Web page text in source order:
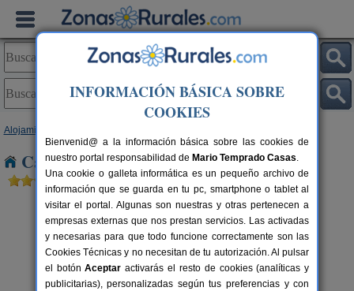
Alojamientos
Casas Rurales cerca de Palaciosrubios
10+2 pers.
desde20 €
Casa Rural Arrieros Familia Garcia
Fuenterroble de Salvatierra
INFORMACIÓN BÁSICA SOBRE
COOKIES
Bienvenid@ a la información básica sobre las cookies de
nuestro portal responsabilidad de Mario Temprado Casas.
Una cookie o galleta informática es un pequeño archivo de
información que se guarda en tu pc, smartphone o tablet al
visitar el portal. Algunas son nuestras y otras pertenecen a
empresas externas que nos prestan servicios. Las activadas
y necesarias para que todo funcione correctamente son las
Cookies Técnicas y no necesitan de tu autorización. Al pulsar
el botónAceptar activarás el resto de cookies (analíticas y
publicitarias), personalizadas según tus preferencias y con